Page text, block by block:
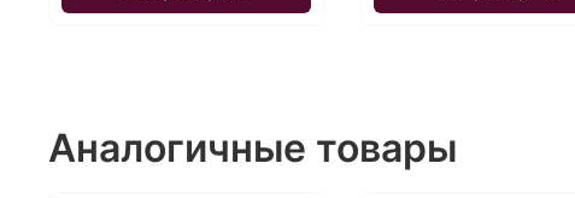
Аналогичные товары